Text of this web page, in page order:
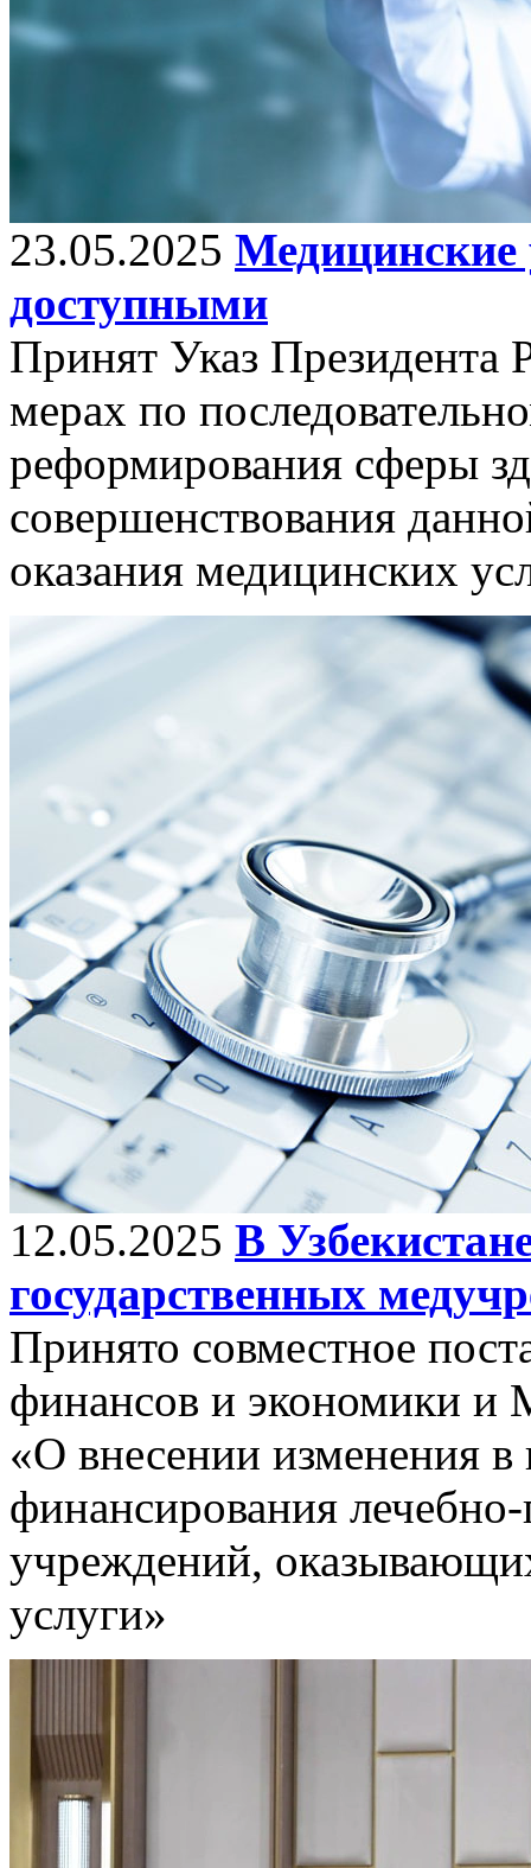
23.05.2025 Медицинские
доступными
Принят Указ Президента
мерах по
реформирования сферы
совершенствования
оказания медицинских
12.05.2025 В
государственных
Принято совместное
финансов и экономики и
«О внесении изменения
финансирования
учреждений,
услуги»